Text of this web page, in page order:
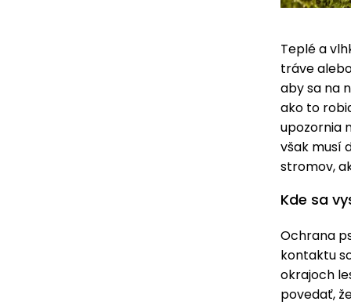
Teplé a
tráve
aby sa na
ako to
upozornia
však musí
stromov,
Kde sa
Ochrana
kontaktu
okrajoch
povedať,